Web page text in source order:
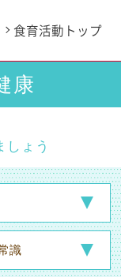
食育活動トップ
康
しょう
識